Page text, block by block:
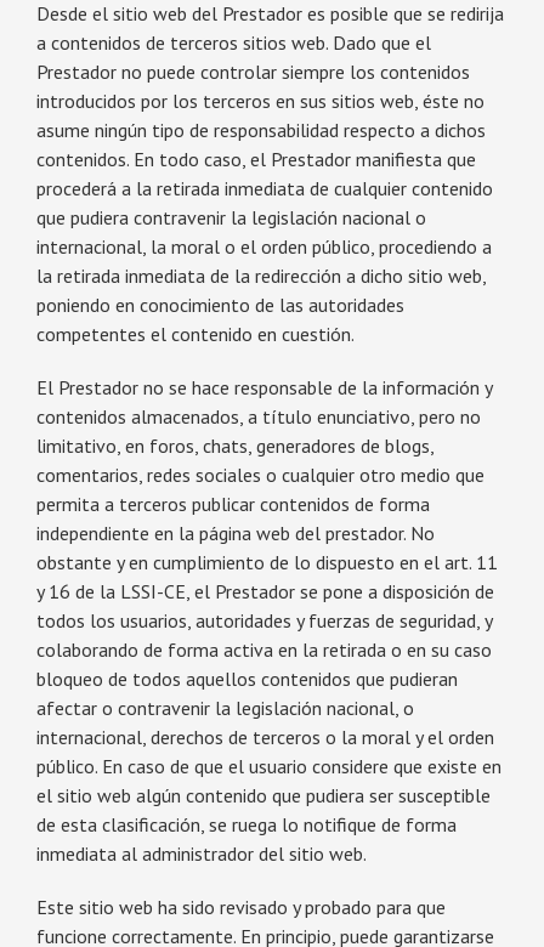
Desde el sitio web del Prestador es posible que se redirija
a contenidos de terceros sitios web. Dado que el
Prestador no puede controlar siempre los contenidos
introducidos por los terceros en sus sitios web, éste no
asume ningún tipo de responsabilidad respecto a dichos
contenidos. En todo caso, el Prestador manifiesta que
procederá a la retirada inmediata de cualquier contenido
que pudiera contravenir la legislación nacional o
internacional, la moral o el orden público, procediendo a
la retirada inmediata de la redirección a dicho sitio web,
poniendo en conocimiento de las autoridades
competentes el contenido en cuestión.
El Prestador no se hace responsable de la información y
contenidos almacenados, a título enunciativo, pero no
limitativo, en foros, chats, generadores de blogs,
comentarios, redes sociales o cualquier otro medio que
permita a terceros publicar contenidos de forma
independiente en la página web del prestador. No
obstante y en cumplimiento de lo dispuesto en el art. 11
y 16 de la LSSI-CE, el Prestador se pone a disposición de
todos los usuarios, autoridades y fuerzas de seguridad, y
colaborando de forma activa en la retirada o en su caso
bloqueo de todos aquellos contenidos que pudieran
afectar o contravenir la legislación nacional, o
internacional, derechos de terceros o la moral y el orden
público. En caso de que el usuario considere que existe en
el sitio web algún contenido que pudiera ser susceptible
de esta clasificación, se ruega lo notifique de forma
inmediata al administrador del sitio web.
Este sitio web ha sido revisado y probado para que
funcione correctamente. En principio, puede garantizarse